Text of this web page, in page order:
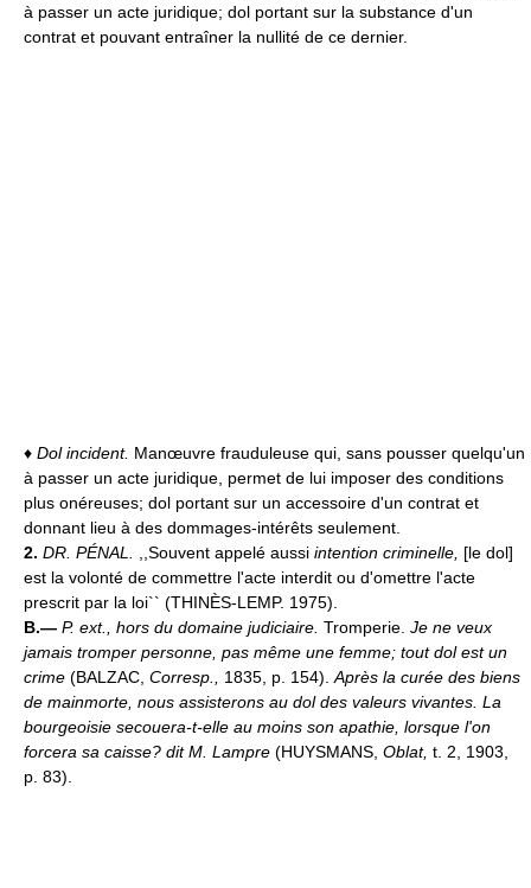
à passer un acte juridique; dol portant sur la substance d'un
contrat et pouvant entraîner la nullité de ce dernier.
♦ Dol incident. Manœuvre frauduleuse qui, sans pousser quelqu'un
à passer un acte juridique, permet de lui imposer des conditions
plus onéreuses; dol portant sur un accessoire d'un contrat et
donnant lieu à des dommages-intérêts seulement.
2. DR. PÉNAL. ,,Souvent appelé aussi intention criminelle, [le dol]
est la volonté de commettre l'acte interdit ou d'omettre l'acte
prescrit par la loi`` (THINÈS-LEMP. 1975).
B.— P. ext., hors du domaine judiciaire. Tromperie. Je ne veux
jamais tromper personne, pas même une femme; tout dol est un
crime (BALZAC, Corresp., 1835, p. 154). Après la curée des biens
de mainmorte, nous assisterons au dol des valeurs vivantes. La
bourgeoisie secouera-t-elle au moins son apathie, lorsque l'on
forcera sa caisse? dit M. Lampre (HUYSMANS, Oblat, t. 2, 1903,
p. 83).